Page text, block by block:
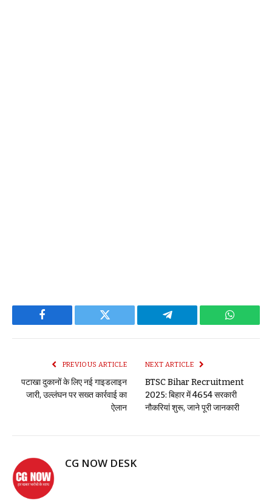
Facebook Twitter Telegram
PREVIOUS ARTICLE
पटाखा दुकानों के लिए नई गाइडलाइन
जारी, उल्लंघन पर सख्त कार्रवाई का
ऐलान
NEXT ARTICLE
BTSC Bihar Recruitment
2025: बिहार में 4654 सरकारी
नौकरियां शुरू, जाने पूरी जानकारी
CG NOW DESK